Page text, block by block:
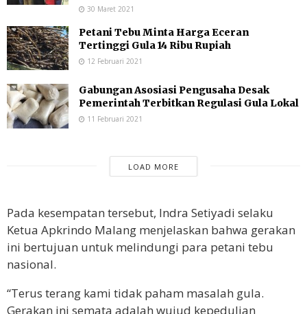
30 Maret 2021
Petani Tebu Minta Harga Eceran
Tertinggi Gula 14 Ribu Rupiah
12 Februari 2021
Gabungan Asosiasi Pengusaha Desak
Pemerintah Terbitkan Regulasi Gula Lokal
11 Februari 2021
LOAD MORE
Pada kesempatan tersebut, Indra Setiyadi selaku
Ketua Apkrindo Malang menjelaskan bahwa gerakan
ini bertujuan untuk melindungi para petani tebu
nasional.
“Terus terang kami tidak paham masalah gula.
Gerakan ini semata adalah wujud kepedulian